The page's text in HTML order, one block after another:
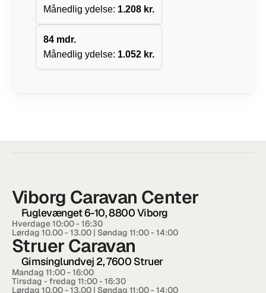
Månedlig ydelse: 1.208 kr.
84 mdr.
Månedlig ydelse: 1.052 kr.
Viborg Caravan Center
Fuglevænget 6-10, 8800 Viborg
Hverdage 10:00 - 16:30
Lørdag 10.00 - 13.00 | Søndag 11:00 - 14:00
Struer Caravan
Gimsinglundvej 2, 7600 Struer
Mandag 11:00 - 16:00
Tirsdag - fredag 11:00 - 16:30
Lørdag 10.00 - 13.00 | Søndag 11:00 - 14:00